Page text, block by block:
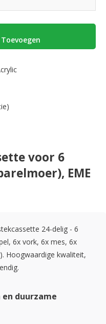
Toevoegen
voor 6
EME
24-delig - 6
6x vork, 6x mes, 6x
Hoogwaardige kwaliteit,
duurzame